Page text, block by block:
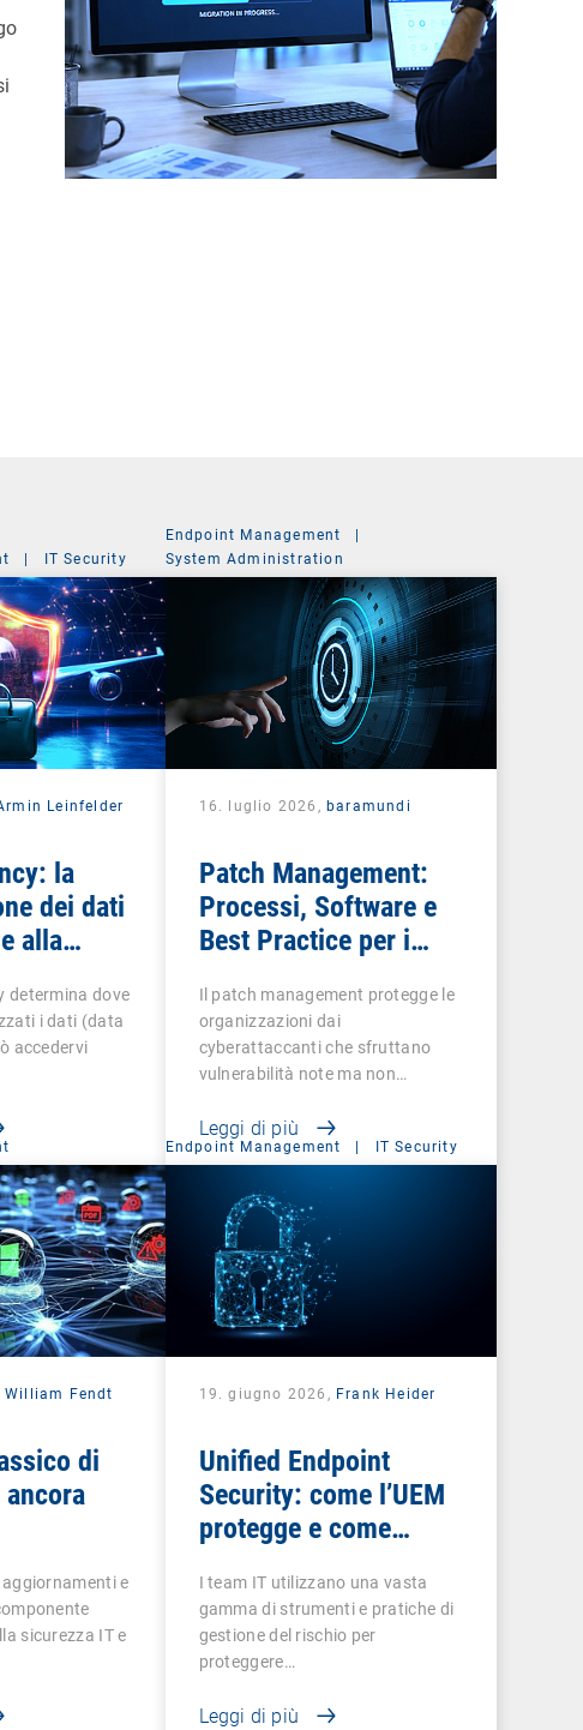
| IT Security
Leinfelder
la
dei dati
alla
determina dove
i dati (data
accedervi
Endpoint Management
|
System Administration
16. luglio 2026, baramundi
Patch Management:
Processi, Software e
Best Practice per i
Il patch management protegge le
organizzazioni dai
cyberattaccanti che sfruttano
vulnerabilità note ma non…
Leggi di più
William Fendt
di
e
sicurezza IT e
Endpoint Management | IT Security
19. giugno 2026, Frank Heider
Unified Endpoint
Security: come l’UEM
protegge e come
I team IT utilizzano una vasta
gamma di strumenti e pratiche di
gestione del rischio per
proteggere…
Leggi di più